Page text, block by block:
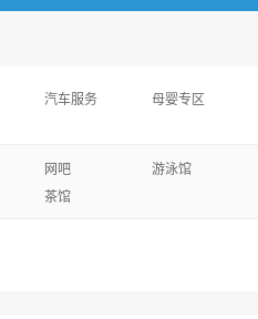
汽车服务 母婴专区
网吧 游泳馆
茶馆